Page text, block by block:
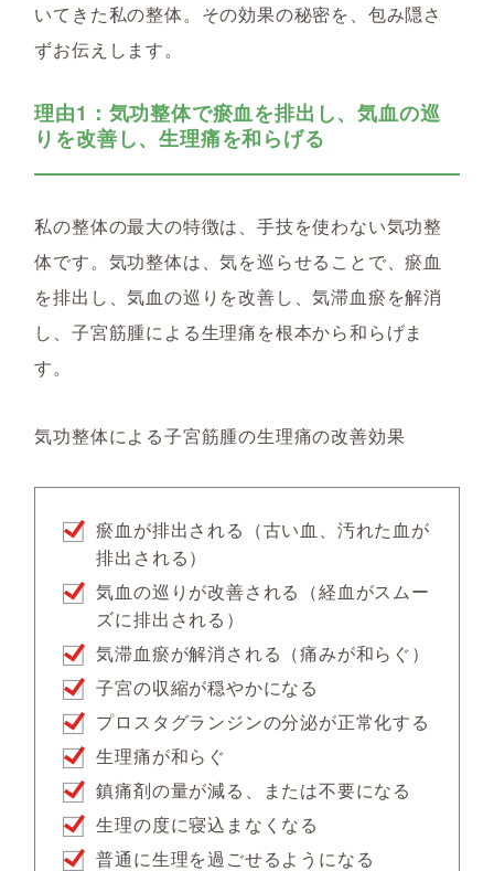
いてきた私の整体。その効果の秘密を、包み隠さ
ずお伝えします。
理由1：気功整体で瘀血を排出し、気血の巡
りを改善し、生理痛を和らげる
私の整体の最大の特徴は、手技を使わない気功整
体です。気功整体は、気を巡らせることで、瘀血
を排出し、気血の巡りを改善し、気滞血瘀を解消
し、子宮筋腫による生理痛を根本から和らげま
す。
気功整体による子宮筋腫の生理痛の改善効果
瘀血が排出される（古い血、汚れた血が
排出される）
気血の巡りが改善される（経血がスムー
ズに排出される）
気滞血瘀が解消される（痛みが和らぐ）
子宮の収縮が穏やかになる
プロスタグランジンの分泌が正常化する
生理痛が和らぐ
鎮痛剤の量が減る、または不要になる
生理の度に寝込まなくなる
普通に生理を過ごせるようになる